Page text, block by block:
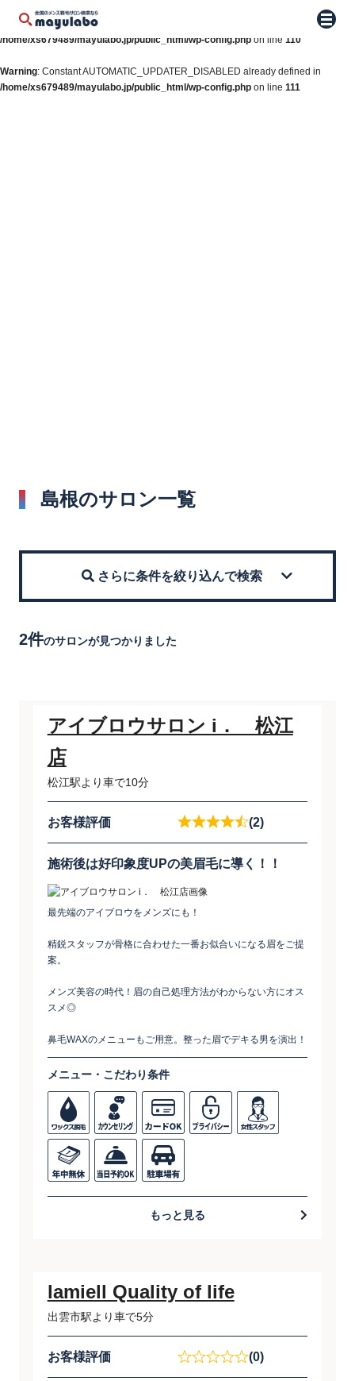
Warning: Constant WP_AUTO_UPDATE_CORE already defined in
/home/xs679489/mayulabo.jp/public_html/wp-config.php on line 110
Warning: Constant AUTOMATIC_UPDATER_DISABLED already defined in
/home/xs679489/mayulabo.jp/public_html/wp-config.php on line 111
メニ
島根のサロン一覧
さらに条件を絞り込んで検索
2件のサロンが見つかりました
アイブロウサロン i． 松江
店
松江駅より車で10分
お客様評価 (2)
施術後は好印象度UPの美眉毛に導く！！
最先端のアイブロウをメンズにも！
精鋭スタッフが骨格に合わせた一番お似合いになる眉をご提
案。
メンズ美容の時代！眉の自己処理方法がわからない方にオス
スメ◎
鼻毛WAXのメニューもご用意。整った眉でデキる男を演出！
メニュー・こだわり条件
もっと見る
lamiell Quality of life
出雲市駅より車で5分
お客様評価 (0)